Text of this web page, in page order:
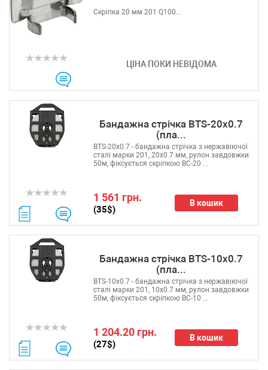
ЦІНА ПОКИ НЕВІДОМА
Скріпка 20 мм 201 Q100...
Бандажна стрічка BTS-20x0.7
(пла...
1 561 грн.
(35$)
В кошик
BTS-20x0.7 - бандажна стрічка з нержавіючої
сталі марки 201, 20х0.7 мм, рулон завдовжки
50м, фіксується скріпкою BC-20 ...
Бандажна стрічка BTS-10x0.7
(пла...
1 204.20 грн.
(27$)
В кошик
BTS-10x0.7 - бандажна стрічка з нержавіючої
сталі марки 201, 10х0.7 мм, рулон завдовжки
50м, фіксується скріпкою BC-10 ...